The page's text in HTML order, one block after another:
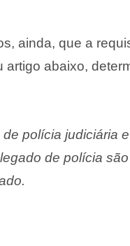
ainda, que a
artigo abaixo,
de polícia judiciária
de polícia